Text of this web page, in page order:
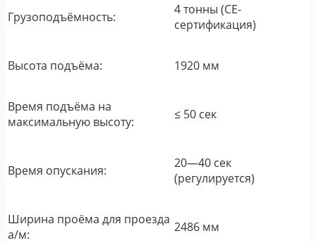
Грузоподъёмность:
4 тонны (CE-
сертификация)
Высота подъёма: 1920 мм
Время подъёма на
максимальную высоту:
≤ 50 сек
Время опускания:
20—40 сек
(регулируется)
Ширина проёма для проезда
а/м:
2486 мм